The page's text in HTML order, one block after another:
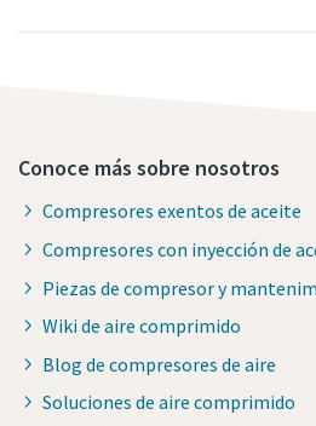
Conoce más sobre nosotros
Compresores exentos de aceite
Compresores con inyección de
Piezas de compresor y
Wiki de aire comprimido
Blog de compresores de aire
Soluciones de aire comprimido